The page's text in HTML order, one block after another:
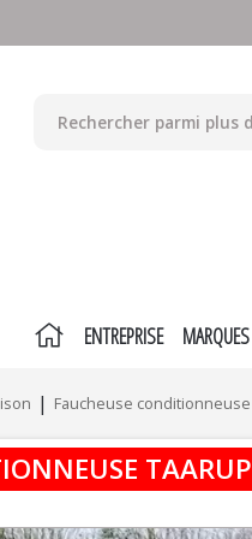
ENTREPRISE MARQUES
Faucheuse conditionneuse
TAARUP